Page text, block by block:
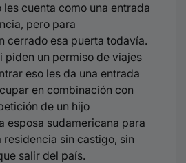
cuenta como una entrada
pero para
cerrado esa puerta todavía.
piden un permiso de viajes
eso les da una entrada
en combinación con
de un hijo
esposa sudamericana para
sin castigo, sin
salir del país.